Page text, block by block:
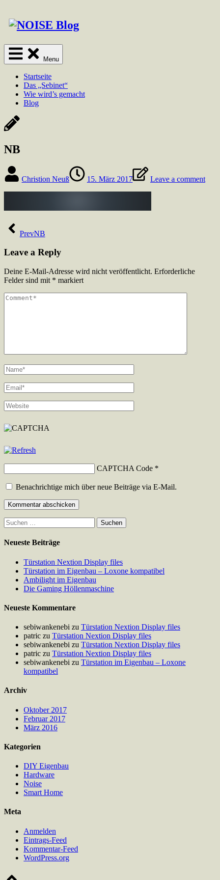
content
Menu
Startseite
Das „Sebinet“
Wie wird’s gemacht
Blog
NB
Christion Neuß 15. März 2017 Leave a comment
Beitragsnavigation
PrevNB
Leave a Reply
Deine E-Mail-Adresse wird nicht veröffentlicht. Erforderliche
Felder sind mit * markiert
CAPTCHA Code *
Benachrichtige mich über neue Beiträge via E-Mail.
Suchen
nach:
Neueste Beiträge
Türstation Nextion Display files
Türstation im Eigenbau – Loxone kompatibel
Ambilight im Eigenbau
Die Gaming Höllenmaschine
Neueste Kommentare
sebiwankenebi zu Türstation Nextion Display files
patric zu Türstation Nextion Display files
sebiwankenebi zu Türstation Nextion Display files
patric zu Türstation Nextion Display files
sebiwankenebi zu Türstation im Eigenbau – Loxone
kompatibel
Archiv
Oktober 2017
Februar 2017
März 2016
Kategorien
DIY Eigenbau
Hardware
Noise
Smart Home
Meta
Anmelden
Eintrags-Feed
Kommentar-Feed
WordPress.org